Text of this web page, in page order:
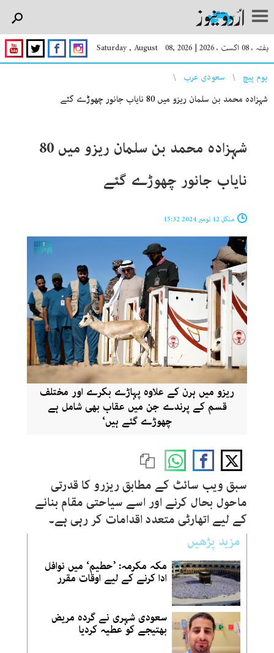
ہفتہ ، 08 اگست ، 2026 |
Saturday , August 08, 2026
You are here
ہوم پیچ
سعودی عرب
شہزادہ محمد بن سلمان ریزو میں 80 نایاب جانور چھوڑے گئے
شہزادہ محمد بن سلمان ریزو میں 80
نایاب جانور چھوڑے گئے
منگل 12 نومبر 2024 15:32
ریزو میں ہرن کے علاوہ پہاڑے بکرے اور مختلف
قسم کے پرندے جن میں عقاب بھی شامل ہے
چھوڑے گئے ہیں‘
سبق ویب سائٹ کے مطابق ریزرو کا قدرتی
ماحول بحال کرنے اور اسے سیاحتی مقام بنانے
کے لیے اتھارٹی متعدد اقدامات کر رہی ہے۔
مزید پڑھیں
مکہ مکرمہ: ’حطیم‘ میں نوافل
ادا کرنے کے لیے اوقات مقرر
سعودی شہری نے گردہ مریض
بھتیجے کو عطیہ کردیا